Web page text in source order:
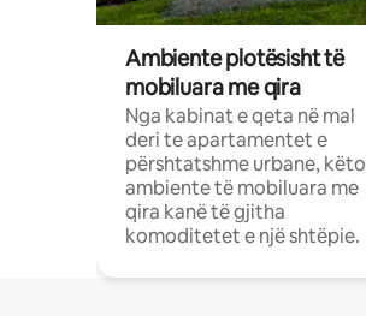
Ambiente plotësisht të
mobiluara me qira
Nga kabinat e qeta në mal
deri te apartamentet e
përshtatshme urbane, këto
ambiente të mobiluara me
qira kanë të gjitha
komoditetet e një shtëpie.